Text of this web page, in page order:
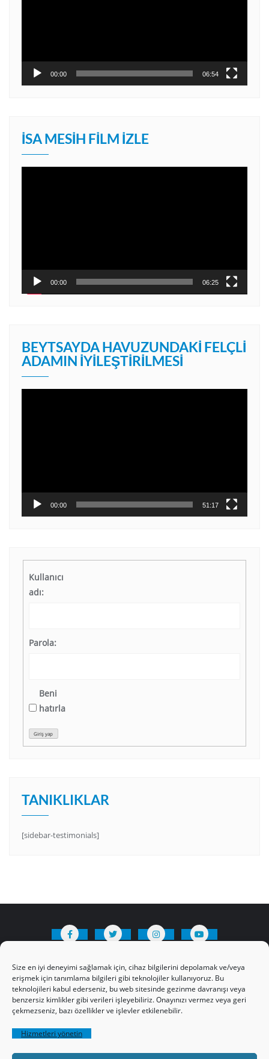
Size en iyi deneyimi sağlamak için, cihaz bilgilerini depolamak ve/veya
erişmek için tanımlama bilgileri gibi teknolojiler kullanıyoruz. Bu
teknolojileri kabul ederseniz, bu web sitesinde gezinme davranışı veya
benzersiz kimlikler gibi verileri işleyebiliriz. Onayınızı vermez veya geri
çekmezseniz, bazı özellikler ve işlevler etkilenebilir.
Hizmetleri yönetin
00:00 06:54
İSA MESIH FILM İZLE
00:00 06:25
BEYTSAYDA HAVUZUNDAKI FELÇLI
ADAMIN İYILEŞTIRILMESI
00:00 51:17
Kullanıcı
adı:
Parola:
Beni
hatırla
Giriş yap
TANIKLIKLAR
[sidebar-testimonials]
Gizlilik Politikamız
İncil’den Dersler
Makaleler
Online Kutsal Kitap
Video Öğrencilik Dersleri
Ahuva Hizmetleri YouTube Sayfası
Üye Girişi
Kayıt Register